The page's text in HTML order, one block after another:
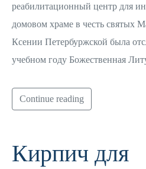
реабилитационный центр для
домовом храме в честь святых
Ксении Петербуржской была
учебном году Божественная
Continue reading
Кирпич для